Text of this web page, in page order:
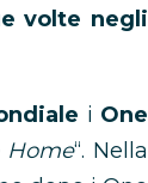
volte negli
i One
Home“. Nella